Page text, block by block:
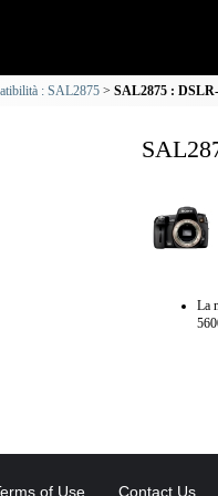
: SAL2875 SAL2875 :
La
of Use Contact Us